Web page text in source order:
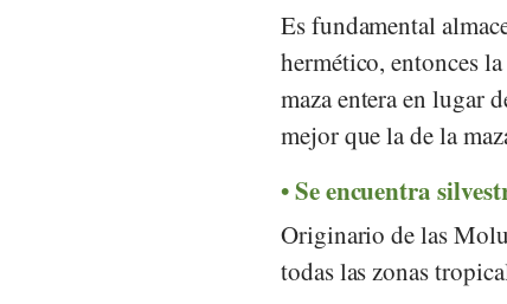
Es fundamental
hermético, entonces
maza entera en lugar
mejor que la de la
Se encuentra
Originario de las
todas las zonas